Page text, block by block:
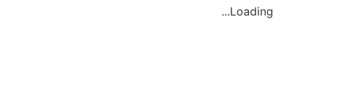
Loading...